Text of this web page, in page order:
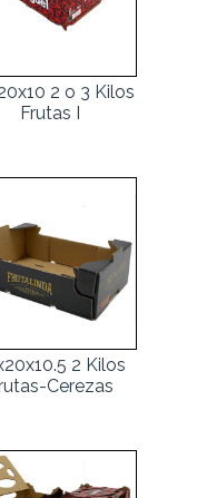
2 o 3 Kilos
Frutas I
2 Kilos
Cerezas